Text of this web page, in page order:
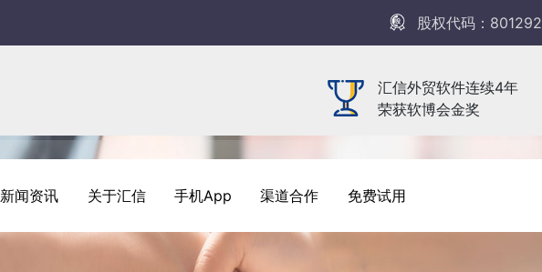
股权代码：801292
汇信外贸软件连续4年
荣获软博会金奖
新闻资讯 关于汇信 手机App 渠道合作 免费试用